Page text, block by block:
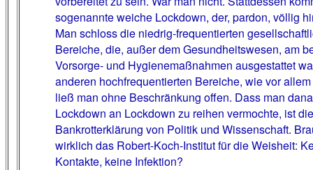
sogenannte weiche Lockdown, der, pardon, völlig
Man schloss die niedrig-frequentierten
Bereiche, die, außer dem Gesundheitswesen, am
Vorsorge- und Hygienemaßnahmen ausgestattet
anderen hochfrequentierten Bereiche, wie vor
ließ man ohne Beschränkung offen. Dass man
Lockdown an Lockdown zu reihen vermochte, ist die
Bankrotterklärung von Politik und Wissenschaft.
wirklich das Robert-Koch-Institut für die Weisheit:
Kontakte, keine Infektion?